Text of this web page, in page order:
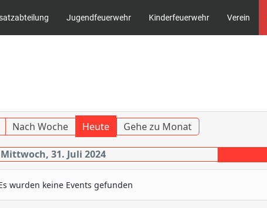
Jugendfeuerwehr Kinderfeuerwehr Verein
Nach Woche Heute Gehe zu Monat
Mittwoch, 31. Juli 2024
wurden keine Events gefunden